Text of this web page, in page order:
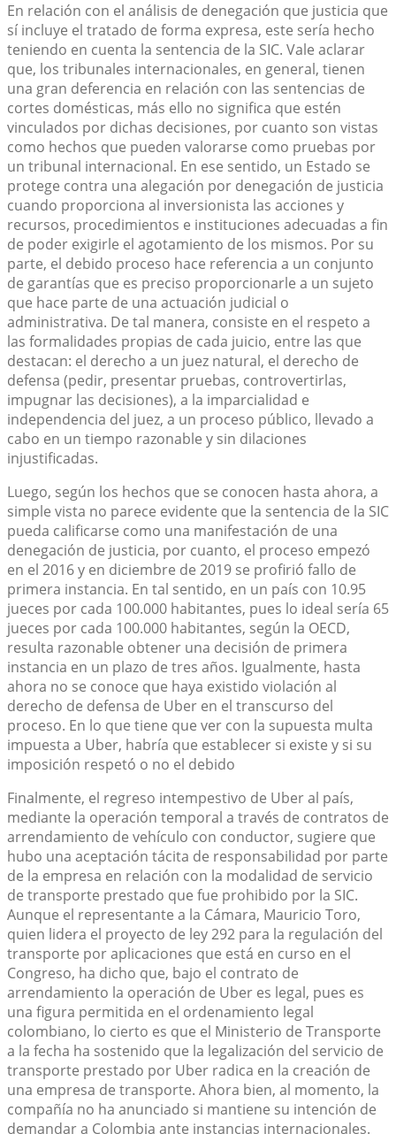
En relación con el análisis de denegación que justicia que
sí incluye el tratado de forma expresa, este sería hecho
teniendo en cuenta la sentencia de la SIC. Vale aclarar
que, los tribunales internacionales, en general, tienen
una gran deferencia en relación con las sentencias de
cortes domésticas, más ello no significa que estén
vinculados por dichas decisiones, por cuanto son vistas
como hechos que pueden valorarse como pruebas por
un tribunal internacional. En ese sentido, un Estado se
protege contra una alegación por denegación de justicia
cuando proporciona al inversionista las acciones y
recursos, procedimientos e instituciones adecuadas a fin
de poder exigirle el agotamiento de los mismos. Por su
parte, el debido proceso hace referencia a un conjunto
de garantías que es preciso proporcionarle a un sujeto
que hace parte de una actuación judicial o
administrativa. De tal manera, consiste en el respeto a
las formalidades propias de cada juicio, entre las que
destacan: el derecho a un juez natural, el derecho de
defensa (pedir, presentar pruebas, controvertirlas,
impugnar las decisiones), a la imparcialidad e
independencia del juez, a un proceso público, llevado a
cabo en un tiempo razonable y sin dilaciones
injustificadas.
Luego, según los hechos que se conocen hasta ahora, a
simple vista no parece evidente que la sentencia de la SIC
pueda calificarse como una manifestación de una
denegación de justicia, por cuanto, el proceso empezó
en el 2016 y en diciembre de 2019 se profirió fallo de
primera instancia. En tal sentido, en un país con 10.95
jueces por cada 100.000 habitantes, pues lo ideal sería 65
jueces por cada 100.000 habitantes, según la OECD,
resulta razonable obtener una decisión de primera
instancia en un plazo de tres años. Igualmente, hasta
ahora no se conoce que haya existido violación al
derecho de defensa de Uber en el transcurso del
proceso. En lo que tiene que ver con la supuesta multa
impuesta a Uber, habría que establecer si existe y si su
imposición respetó o no el debido
Finalmente, el regreso intempestivo de Uber al país,
mediante la operación temporal a través de contratos de
arrendamiento de vehículo con conductor, sugiere que
hubo una aceptación tácita de responsabilidad por parte
de la empresa en relación con la modalidad de servicio
de transporte prestado que fue prohibido por la SIC.
Aunque el representante a la Cámara, Mauricio Toro,
quien lidera el proyecto de ley 292 para la regulación del
transporte por aplicaciones que está en curso en el
Congreso, ha dicho que, bajo el contrato de
arrendamiento la operación de Uber es legal, pues es
una figura permitida en el ordenamiento legal
colombiano, lo cierto es que el Ministerio de Transporte
a la fecha ha sostenido que la legalización del servicio de
transporte prestado por Uber radica en la creación de
una empresa de transporte. Ahora bien, al momento, la
compañía no ha anunciado si mantiene su intención de
demandar a Colombia ante instancias internacionales.